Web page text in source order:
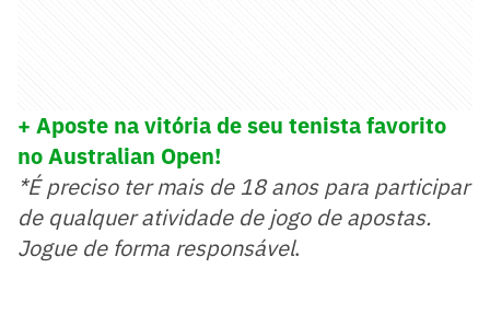
+ Aposte na vitória de seu tenista favorito
no Australian Open!
*É preciso ter mais de 18 anos para participar
de qualquer atividade de jogo de apostas.
Jogue de forma responsável.